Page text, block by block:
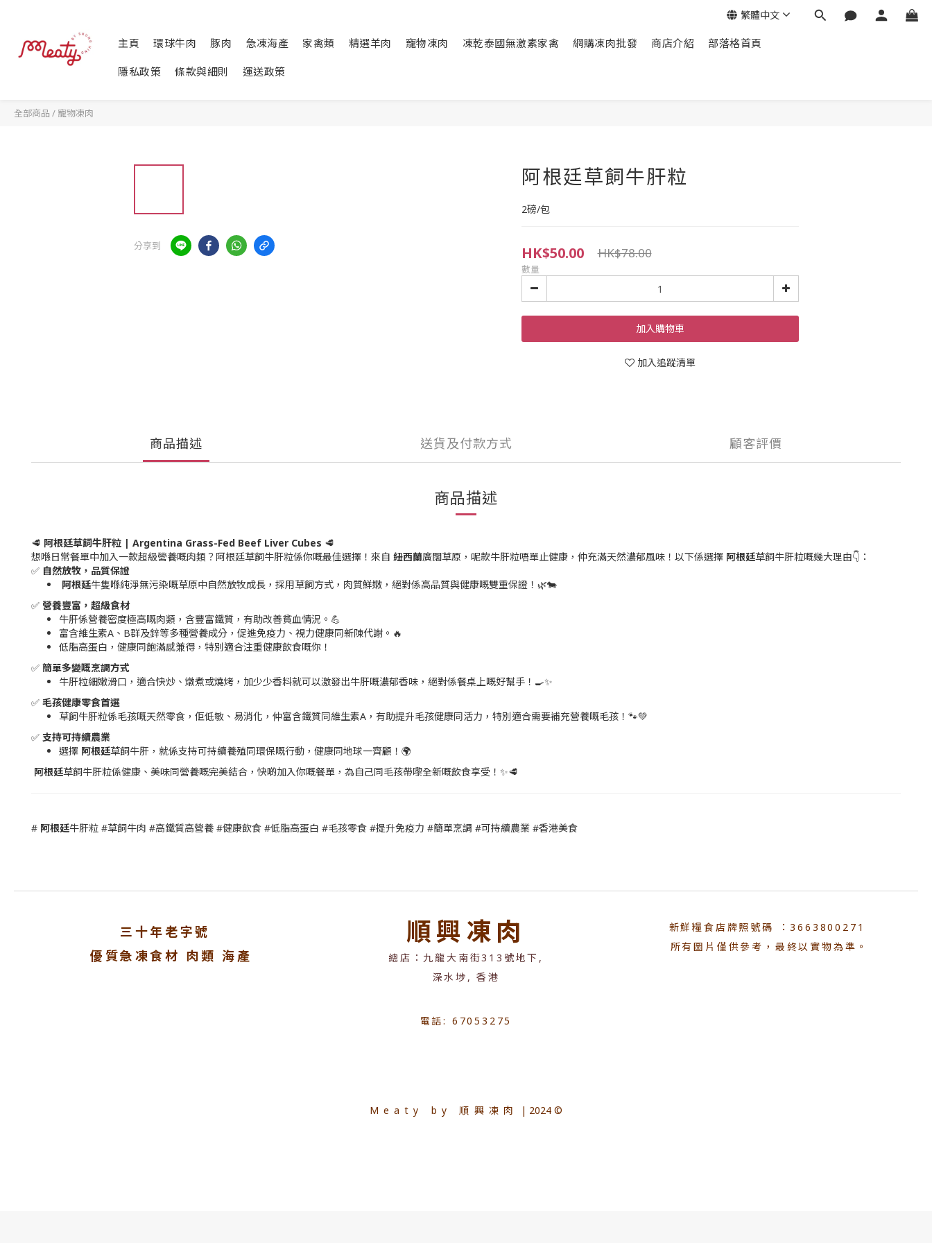
主頁 環球牛肉 豚肉 急凍海產 家禽類 精選羊肉 寵物凍肉 凍乾泰國無激素家禽 網購凍肉批發 商店介紹 部落格首頁
隱私政策 條款與細則 運送政策
繁體中文
全部商品 / 寵物凍肉
分享到
阿根廷草飼牛肝粒
2磅/包
HK$50.00 HK$78.00
數量
加入購物車
加入追蹤清單
商品描述 送貨及付款方式 顧客評價
商品描述
🥩 阿根廷草飼牛肝粒 | Argentina Grass-Fed Beef Liver Cubes 🥩
想喺日常餐單中加入一款超級營養嘅肉類？阿根廷草飼牛肝粒係你嘅最佳選擇！來自 紐西蘭廣闊草原，呢款牛肝粒唔單止健康，仲充滿天然濃郁風味！以下係選擇 阿根廷草飼牛肝粒嘅幾大理由👇：
✅ 自然放牧，品質保證
阿根廷牛隻喺純淨無污染嘅草原中自然放牧成長，採用草飼方式，肉質鮮嫩，絕對係高品質與健康嘅雙重保證！🌿🐄
✅ 營養豐富，超級食材
牛肝係營養密度極高嘅肉類，含豐富鐵質，有助改善貧血情況。💪
富含維生素A、B群及鋅等多種營養成分，促進免疫力、視力健康同新陳代謝。🔥
低脂高蛋白，健康同飽滿感兼得，特別適合注重健康飲食嘅你！
✅ 簡單多變嘅烹調方式
牛肝粒細嫩滑口，適合快炒、燉煮或燒烤，加少少香料就可以激發出牛肝嘅濃郁香味，絕對係餐桌上嘅好幫手！🍳✨
✅ 毛孩健康零食首選
草飼牛肝粒係毛孩嘅天然零食，佢低敏、易消化，仲富含鐵質同維生素A，有助提升毛孩健康同活力，特別適合需要補充營養嘅毛孩！🐾💚
✅ 支持可持續農業
選擇 阿根廷草飼牛肝，就係支持可持續養殖同環保嘅行動，健康同地球一齊顧！🌍
阿根廷草飼牛肝粒係健康、美味同營養嘅完美結合，快啲加入你嘅餐單，為自己同毛孩帶嚟全新嘅飲食享受！✨🥩
# 阿根廷牛肝粒 #草飼牛肉 #高鐵質高營養 #健康飲食 #低脂高蛋白 #毛孩零食 #提升免疫力 #簡單烹調 #可持續農業 #香港美食
三十年老字號
優質急凍食材 肉類 海產
順興凍肉
總店：九龍大南街313號地下,
深水埗, 香港
電話: 67053275
新鮮糧食店牌照號碼 ：3663800271
所有圖片僅供參考，最終以實物為準。
Meaty by 順興凍肉 | 2024 ©